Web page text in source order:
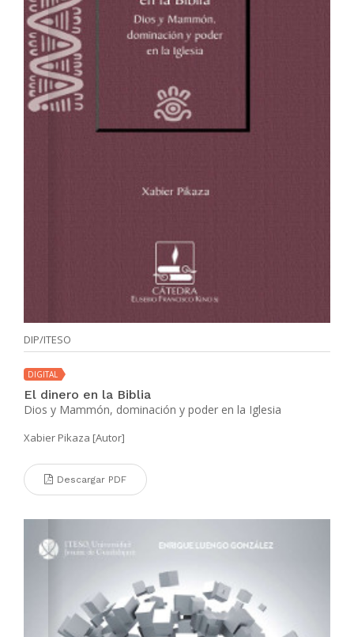
DIP/ITESO
DIGITAL
El dinero en la Biblia
Dios y Mammón, dominación y poder en la Iglesia
Xabier Pikaza [Autor]
Descargar PDF